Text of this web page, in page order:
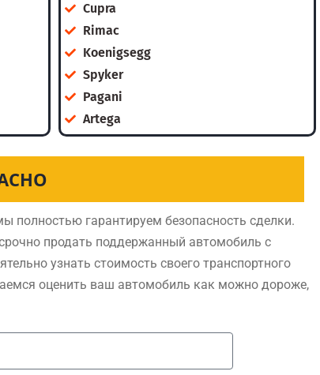
Cupra
Rimac
Koenigsegg
Spyker
Pagani
Artega
гарантируем безопасность сделки.
продать поддержанный автомобиль с
узнать стоимость своего транспортного
оценить ваш автомобиль как можно дороже,